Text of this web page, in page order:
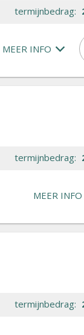
termijnbedrag:
MEER INFO
termijnbedrag:
MEER INFO
termijnbedrag: